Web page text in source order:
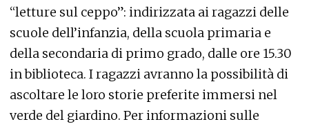
“letture sul ceppo”: indirizzata ai ragazzi delle
scuole dell’infanzia, della scuola primaria e
della secondaria di primo grado, dalle ore 15.30
in biblioteca. I ragazzi avranno la possibilità di
ascoltare le loro storie preferite immersi nel
verde del giardino. Per informazioni sulle